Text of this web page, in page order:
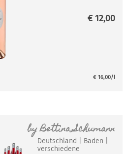
€ 12,00
€ 16,00/l
byBettina Schumann
Deutschland Baden
verschiedene